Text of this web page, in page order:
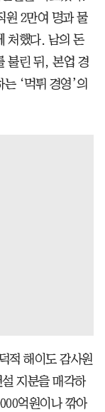
원 2만여 명과 물
처했다. 남의 돈
불린 뒤, 본업 경
‘먹튀 경영’의
적 해이도 감사원
지분을 매각하
억원이나 깎아